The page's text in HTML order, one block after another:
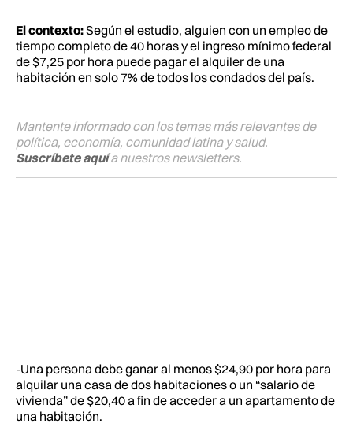
El contexto:Según el estudio, alguien con un empleo de
tiempo completo de 40 horas y el ingreso mínimo federal
de $7,25 por hora puede pagar el alquiler de una
habitación en solo 7% de todos los condados del país.
Mantente informado con los temas más relevantes de
política, economía, comunidad latina y salud.
Suscríbete aquía nuestros newsletters.
-Una persona debe ganar al menos $24,90 por hora para
alquilar una casa de dos habitaciones o un “salario de
vivienda” de $20,40 a fin de acceder a un apartamento de
una habitación.